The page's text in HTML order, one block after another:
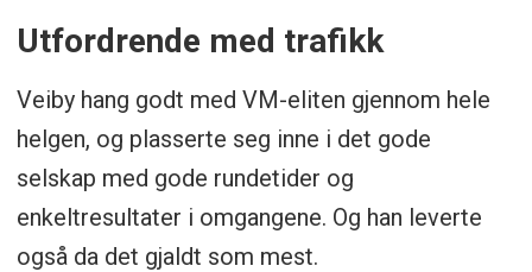
Utfordrende med trafikk
Veiby hang godt med VM-eliten gjennom hele
helgen, og plasserte seg inne i det gode
selskap med gode rundetider og
enkeltresultater i omgangene. Og han leverte
også da det gjaldt som mest.